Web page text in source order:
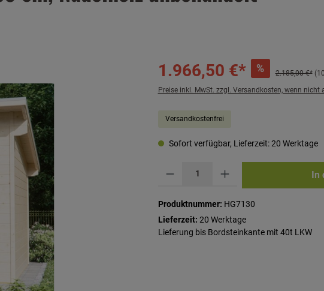
1.966,50 €* % 2.185,00 €*
Preise inkl. MwSt. zzgl. Versandkosten, wenn nicht
Versandkostenfrei
Sofort verfügbar, Lieferzeit: 20 Werktage
In
Produktnummer: HG7130
Lieferzeit: 20 Werktage
Lieferung bis Bordsteinkante mit 40t LKW